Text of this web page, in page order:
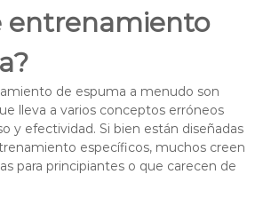
entrenamiento
de espuma a menudo son
lleva a varios conceptos erróneos
y efectividad. Si bien están diseñadas
específicos, muchos creen
para principiantes o que carecen de